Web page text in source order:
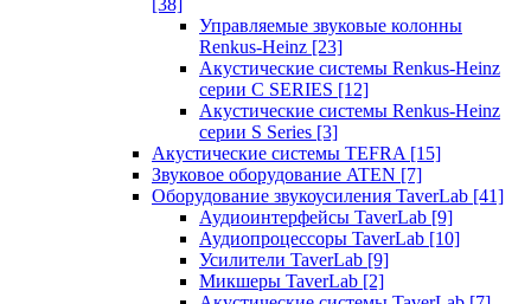
[38]
Управляемые звуковые колонны
Renkus-Heinz [23]
Акустические системы Renkus-Heinz
серии C SERIES [12]
Акустические системы Renkus-Heinz
серии S Series [3]
Акустические системы TEFRA [15]
Звуковое оборудование ATEN [7]
Оборудование звукоусиления TaverLab [41]
Аудиоинтерфейсы TaverLab [9]
Аудиопроцессоры TaverLab [10]
Усилители TaverLab [9]
Микшеры TaverLab [2]